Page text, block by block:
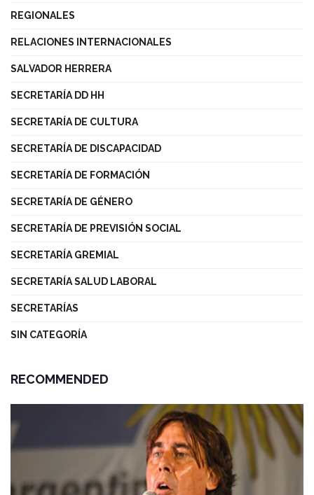
REGIONALES
RELACIONES INTERNACIONALES
SALVADOR HERRERA
SECRETARÍA DD HH
SECRETARÍA DE CULTURA
SECRETARÍA DE DISCAPACIDAD
SECRETARÍA DE FORMACIÓN
SECRETARÍA DE GÉNERO
SECRETARÍA DE PREVISIÓN SOCIAL
SECRETARÍA GREMIAL
SECRETARÍA SALUD LABORAL
SECRETARÍAS
SIN CATEGORÍA
RECOMMENDED